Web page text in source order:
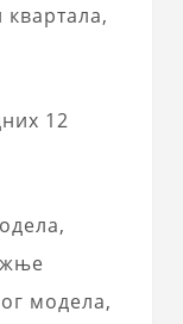
12
модела,